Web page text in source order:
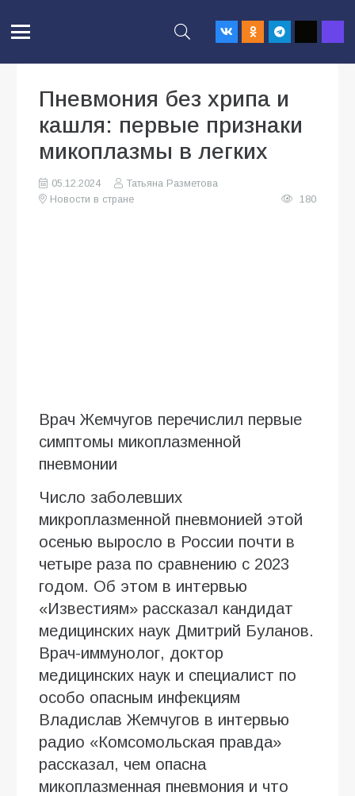
Пневмония без хрипа и
кашля: первые признаки
микоплазмы в легких
05.12.2024
Татьяна Разметова
Новости в стране
180
Врач Жемчугов перечислил первые
симптомы микоплазменной
пневмонии
Число заболевших
микроплазменной пневмонией этой
осенью выросло в России почти в
четыре раза по сравнению с 2023
годом. Об этом в интервью
«Известиям» рассказал кандидат
медицинских наук Дмитрий Буланов.
Врач-иммунолог, доктор
медицинских наук и специалист по
особо опасным инфекциям
Владислав Жемчугов в интервью
радио «Комсомольская правда»
рассказал, чем опасна
микоплазменная пневмония и что